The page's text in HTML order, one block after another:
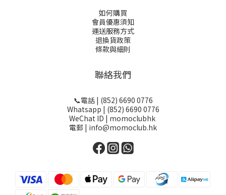
如何購買
會員優惠須知
運送服務方式
退換貨政策
條款與細則
聯絡我們
📞電話 | (852) 6690 0776
Whatsapp | (852) 6690 0776
WeChat ID | momoclubhk
電郵 | info@momoclub.hk